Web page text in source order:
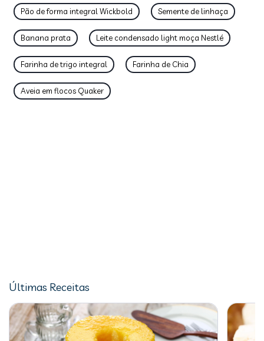
Pão de forma integral Wickbold Semente de linhaça
Banana prata Leite condensado light moça Nestlé
Farinha de trigo integral Farinha de Chia
Aveia em flocos Quaker
Últimas Receitas